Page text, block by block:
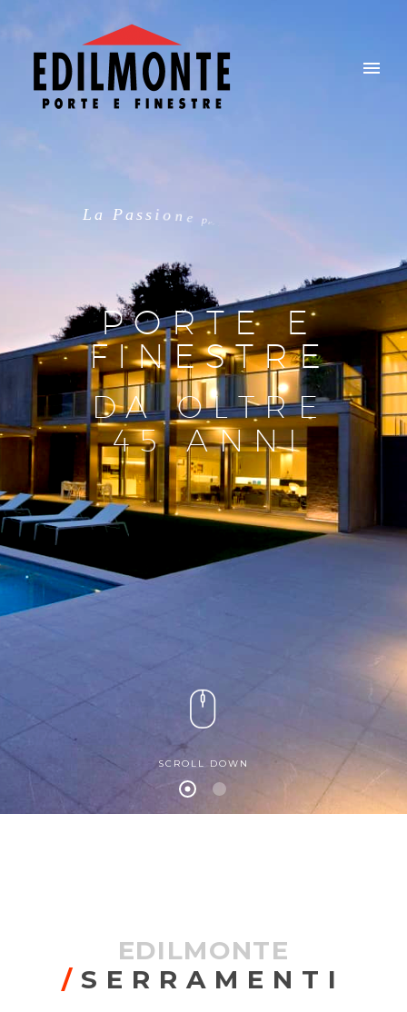
SCROLL DOWN
L a Pas s i o n e p et
PORTE E
FINESTRE
DA OLTRE
45 ANNI
EDILMONTE
/ SERRAMENTI